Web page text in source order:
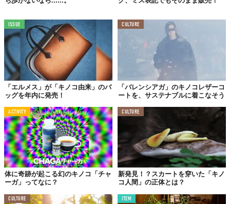
ISSUE
「エルメス」が「キノコ由来」のバ
ッグを年内に発売！
CULTURE
「バレンシアガ」のキノコレザーコ
ートを、サステナブルに着こなそう
ACTIVITY
体に奇跡が起こる幻のキノコ「チャ
ーガ」ってなに？
CULTURE
新発見！？スカートを穿いた「キノ
コ人間」の正体とは？
CULTURE ITEM